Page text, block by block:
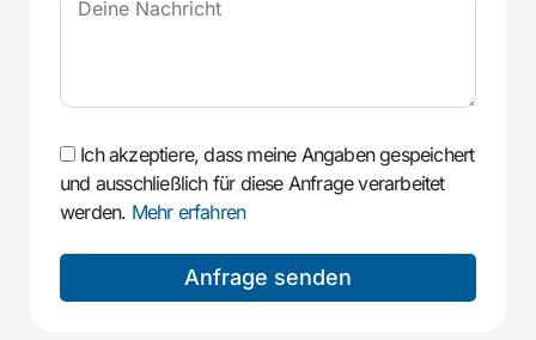
Ich akzeptiere, dass meine Angaben gespeichert
und ausschließlich für diese Anfrage verarbeitet
werden. Mehr erfahren
Anfrage senden